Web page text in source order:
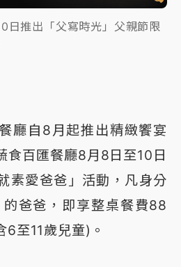
日推出「父寫時光」父親節限
廳自8月起推出精緻饗宴
食百匯餐廳8月8日至10日
素愛爸爸」活動，凡身分
爸爸，即享整桌餐費88
至11歲兒童)。